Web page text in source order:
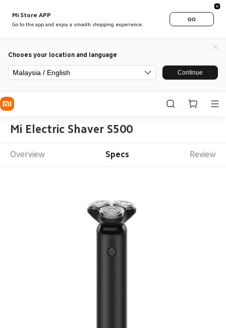
Mi Store APP
Go to the app and enjoy a smooth shopping experience.
GO
Chooes your location and language
Malaysia / English Continue
Mi Electric Shaver S500
Overview Specs Review